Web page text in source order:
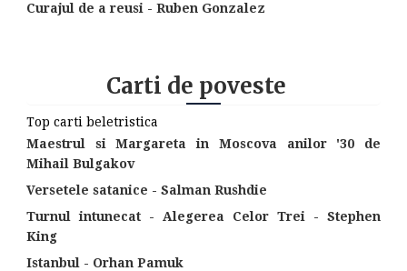
Curajul de a reusi - Ruben Gonzalez
Carti de poveste
Top carti beletristica
Maestrul si Margareta in Moscova anilor '30 de
Mihail Bulgakov
Versetele satanice - Salman Rushdie
Turnul intunecat - Alegerea Celor Trei - Stephen
King
Istanbul - Orhan Pamuk